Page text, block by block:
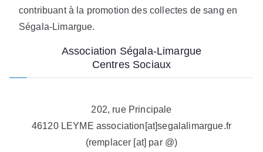
contribuant à la promotion des collectes de sang en
Ségala-Limargue.
Association Ségala-Limargue
Centres Sociaux
202, rue Principale
46120 LEYME association[at]segalalimargue.fr
(remplacer [at] par @)